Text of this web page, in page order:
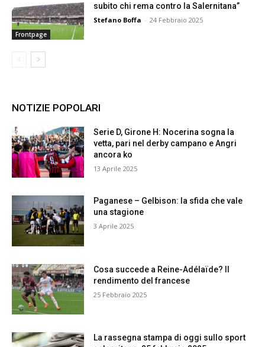
Frontpage
subito chi rema contro la Salernitana”
Stefano Boffa - 24 Febbraio 2025
NOTIZIE POPOLARI
Serie D, Girone H: Nocerina sogna la
vetta, pari nel derby campano e Angri
ancora ko
13 Aprile 2025
Paganese – Gelbison: la sfida che vale
una stagione
3 Aprile 2025
Cosa succede a Reine-Adélaïde? Il
rendimento del francese
25 Febbraio 2025
La rassegna stampa di oggi sullo sport